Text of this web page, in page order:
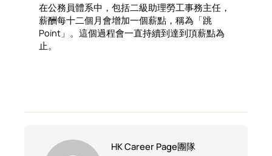
在公務員體系中，包括二級助理勞工事務主任，
薪酬每十二個月會增加一個薪點，稱為「跳
Point」。這個過程會一直持續到達到頂薪點為
止。
HK Career Page團隊